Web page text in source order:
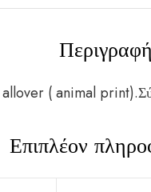
Περιγραφή
allover ( animal
Επιπλέον